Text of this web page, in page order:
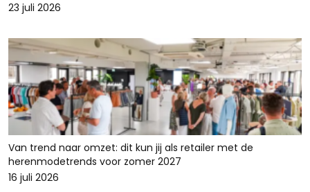
23 juli 2026
Van trend naar omzet: dit kun jij als retailer met de
herenmodetrends voor zomer 2027
16 juli 2026